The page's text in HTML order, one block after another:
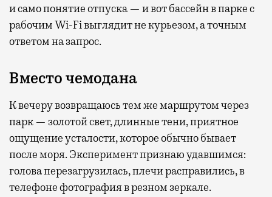
и само понятие отпуска — и вот бассейн в парке с
рабочим Wi-Fi выглядит не курьезом, а точным
ответом на запрос.
Вместо чемодана
К вечеру возвращаюсь тем же маршрутом через
парк — золотой свет, длинные тени, приятное
ощущение усталости, которое обычно бывает
после моря. Эксперимент признаю удавшимся:
голова перезагрузилась, плечи расправились, в
телефоне фотография в резном зеркале.